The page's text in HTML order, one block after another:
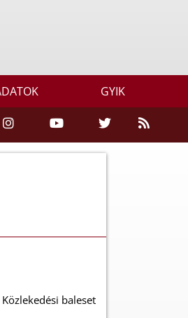
GYIK
Közlekedési baleset